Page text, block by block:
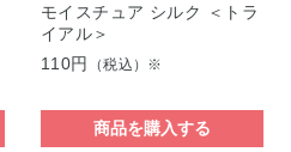
モイスチュア シルク ＜トラ
イアル＞
110円
（税込）※
商品を購入する